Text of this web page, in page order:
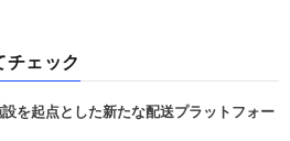
チェック
を起点とした新たな配送プラットフォー